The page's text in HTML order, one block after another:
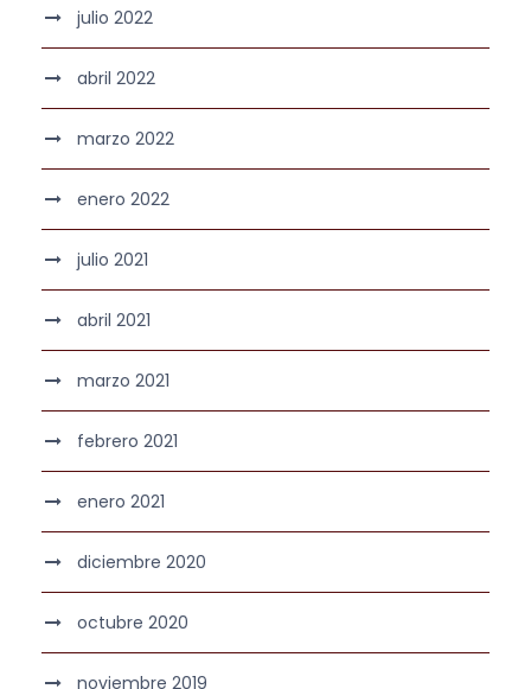
julio 2022
abril 2022
marzo 2022
enero 2022
julio 2021
abril 2021
marzo 2021
febrero 2021
enero 2021
diciembre 2020
octubre 2020
noviembre 2019